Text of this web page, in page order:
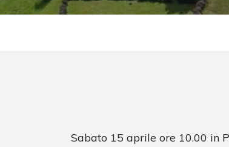
Sabato 15 aprile ore 10.00 in